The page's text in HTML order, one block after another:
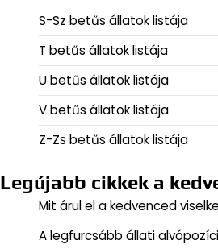
S-Sz betűs állatok listája
T betűs állatok listája
U betűs állatok listája
V betűs állatok listája
Z-Zs betűs állatok listája
Legújabb cikkek a
Mit árul el a kedvenced
A legfurcsább állati